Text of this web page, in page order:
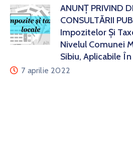
ANUNȚ PRIVIND
CONSULTĂRII
Impozitelor Și
Nivelul Comunei
Sibiu, Aplicabile
7 aprilie 2022